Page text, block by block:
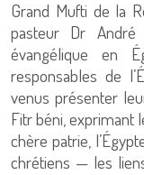
Grand Mufti de la
pasteur Dr André
évangélique en
responsables de
venus présenter
Fitr béni, exprimant
chère patrie,
chrétiens — les